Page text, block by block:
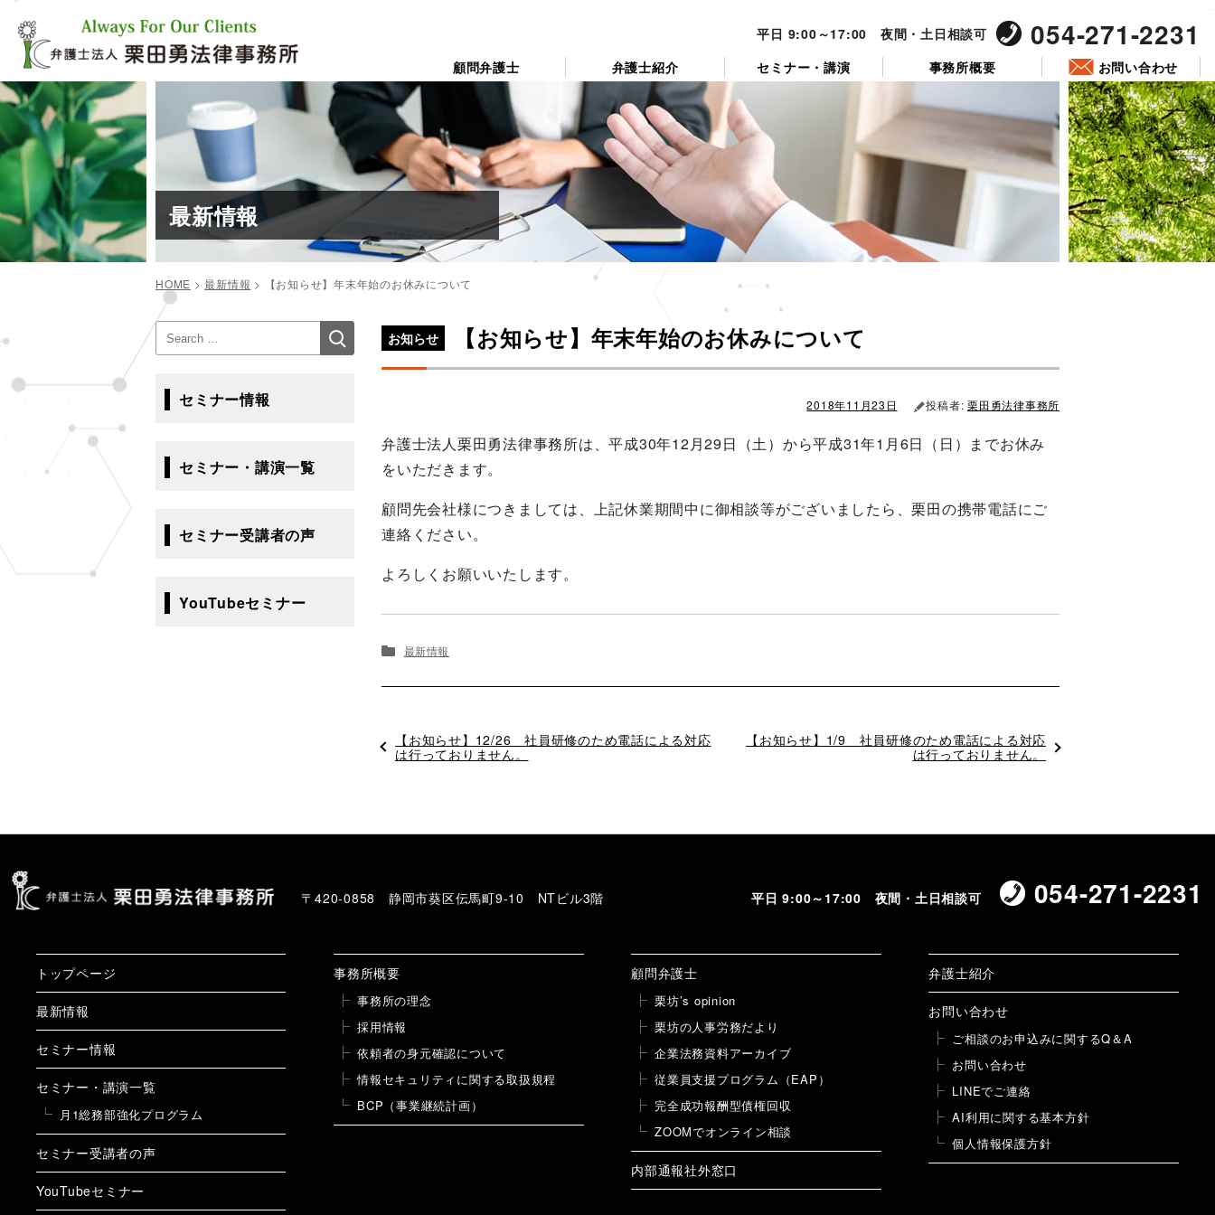
ツ
へ
ス
キ
プ
平日 9:00～17:00 夜間・土日相談可 054-271-2231
顧問弁護士 弁護士紹介 セミナー・講演 事務所概要 お問い合わせ
最新情報
HOME >最新情報 > 【お知らせ】年末年始のお休みについて
お知らせ 【お知らせ】年末年始のお休みについて
日:
2018年11月23日 投稿者: 栗田勇法律事務所
弁護士法人栗田勇法律事務所は、平成30年12月29日（土）から平成31年1月6日（日）までお休み
をいただきます。
顧問先会社様につきましては、上記休業期間中に御相談等がございましたら、栗田の携帯電話にご
連絡ください。
よろしくお願いいたします。
ゴ
リ
ー
最新情報
稿
ナ
ー
シ
ョ
ン
過
去
【お知らせ】12/26 社員研修のため電話による対応
は行っておりません。
次【お知らせ】1/9 社員研修のため電話による対応
は行っておりません。
検
索:
検
索
セミナー情報
セミナー・講演一覧
セミナー受講者の声
YouTubeセミナー
〒420-0858 静岡市葵区伝馬町9-10 NTビル3階 平日 9:00～17:00 夜間・土日相談可 054-271-2231
トップページ
最新情報
セミナー情報
セミナー・講演一覧
月1総務部強化プログラム
セミナー受講者の声
YouTubeセミナー
事務所概要
事務所の理念
採用情報
依頼者の身元確認について
情報セキュリティに関する取扱規程
BCP（事業継続計画）
顧問弁護士
栗坊’s opinion
栗坊の人事労務だより
企業法務資料アーカイブ
従業員支援プログラム（EAP）
完全成功報酬型債権回収
ZOOMでオンライン相談
内部通報社外窓口
弁護士紹介
お問い合わせ
ご相談のお申込みに関するQ＆A
お問い合わせ
LINEでご連絡
AI利用に関する基本方針
個人情報保護方針